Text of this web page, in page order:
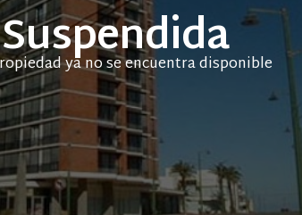
Suspendida